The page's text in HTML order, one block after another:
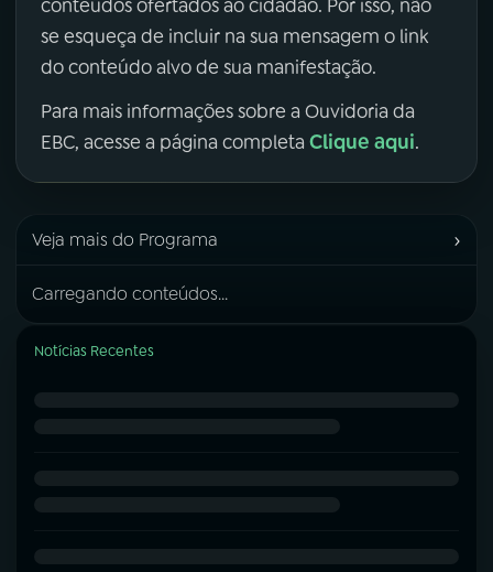
conteúdos ofertados ao cidadão. Por isso, não
se esqueça de incluir na sua mensagem o link
do conteúdo alvo de sua manifestação.
Para mais informações sobre a Ouvidoria da
EBC, acesse a página completa Clique aqui.
Veja mais do Programa ›
Carregando conteúdos...
Notícias Recentes